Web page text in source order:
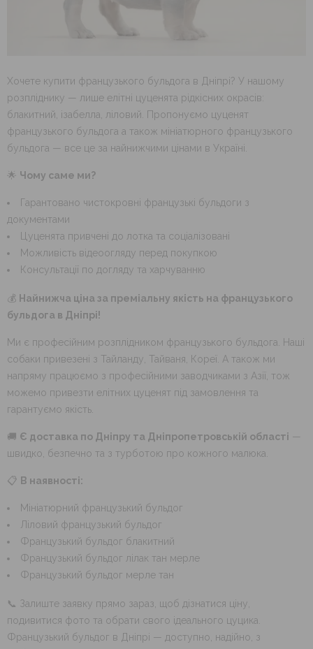
Хочете купити французького бульдога в Дніпрі? У нашому
розпліднику — лише елітні цуценята рідкісних окрасів:
блакитний, ізабелла, ліловий. Пропонуємо цуценят
французького бульдога а також мініатюрного французького
бульдога — все це за найнижчими цінами в Україні.
🌟 Чому саме ми?
Гарантовано чистокровні французькі бульдоги з
документами
Цуценята привчені до лотка та соціалізовані
Можливість відеоогляду перед покупкою
Консультації по догляду та харчуванню
💰 Найнижча ціна за преміальну якість на французького
бульдога в Дніпрі!
Ми є професійним розплідником французького бульдога. Наші
собаки привезені з Тайланду, Тайваня, Кореї. А також ми
напряму працюємо з професійними заводчиками з Азії, тож
можемо привезти елітних цуценят під замовлення та
гарантуємо якість.
🚚 Є доставка по Дніпру та Дніпропетровській області —
швидко, безпечно та з турботою про кожного малюка.
📋 В наявності:
Мініатюрний французький бульдог
Ліловий французький бульдог
Французький бульдог блакитний
Французький бульдог лілак тан мерле
Французький бульдог мерле тан
📞 Залиште заявку прямо зараз, щоб дізнатися ціну,
подивитися фото та обрати свого ідеального цуцика.
Французький бульдог в Дніпрі — доступно, надійно, з